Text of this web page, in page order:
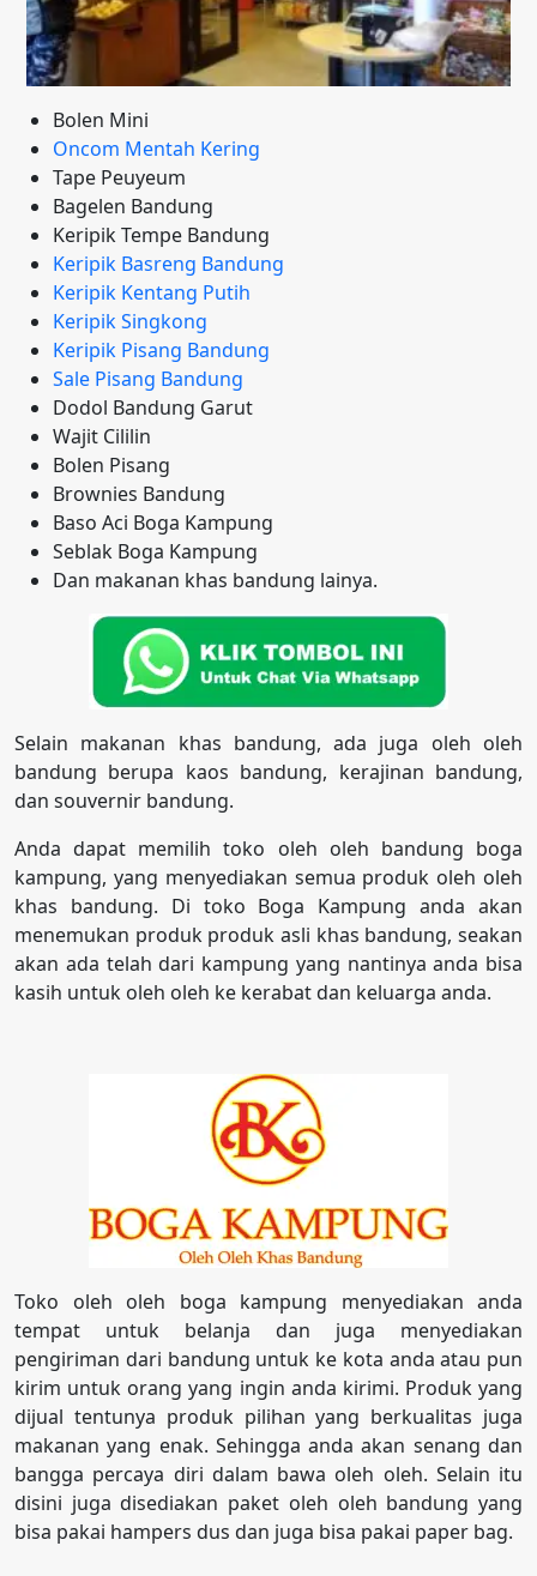
Bolen Mini
Oncom Mentah Kering
Tape Peuyeum
Bagelen Bandung
Keripik Tempe Bandung
Keripik Basreng Bandung
Keripik Kentang Putih
Keripik Singkong
Keripik Pisang Bandung
Sale Pisang Bandung
Dodol Bandung Garut
Wajit Cililin
Bolen Pisang
Brownies Bandung
Baso Aci Boga Kampung
Seblak Boga Kampung
Dan makanan khas bandung lainya.
Selain makanan khas bandung, ada juga oleh oleh
bandung berupa kaos bandung, kerajinan bandung,
dan souvernir bandung.
Anda dapat memilih toko oleh oleh bandung boga
kampung, yang menyediakan semua produk oleh oleh
khas bandung. Di toko Boga Kampung anda akan
menemukan produk produk asli khas bandung, seakan
akan ada telah dari kampung yang nantinya anda bisa
kasih untuk oleh oleh ke kerabat dan keluarga anda.
Toko oleh oleh boga kampung menyediakan anda
tempat untuk belanja dan juga menyediakan
pengiriman dari bandung untuk ke kota anda atau pun
kirim untuk orang yang ingin anda kirimi. Produk yang
dijual tentunya produk pilihan yang berkualitas juga
makanan yang enak. Sehingga anda akan senang dan
bangga percaya diri dalam bawa oleh oleh. Selain itu
disini juga disediakan paket oleh oleh bandung yang
bisa pakai hampers dus dan juga bisa pakai paper bag.